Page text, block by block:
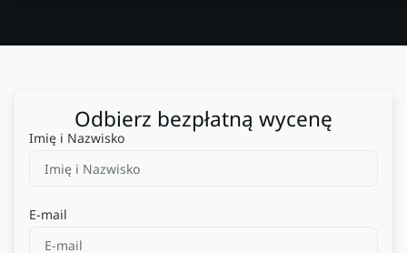
Odbierz bezpłatną wycenę
Imię i Nazwisko
E-mail